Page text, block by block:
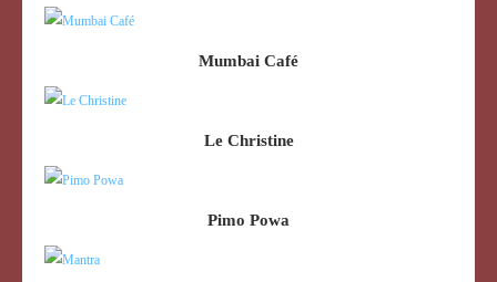
Mumbai Café
Le Christine
Pimo Powa